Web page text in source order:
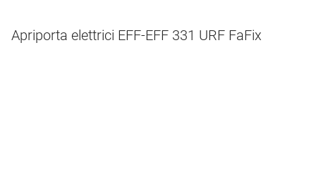
Apriporta elettrici EFF-EFF 331 URF FaFix